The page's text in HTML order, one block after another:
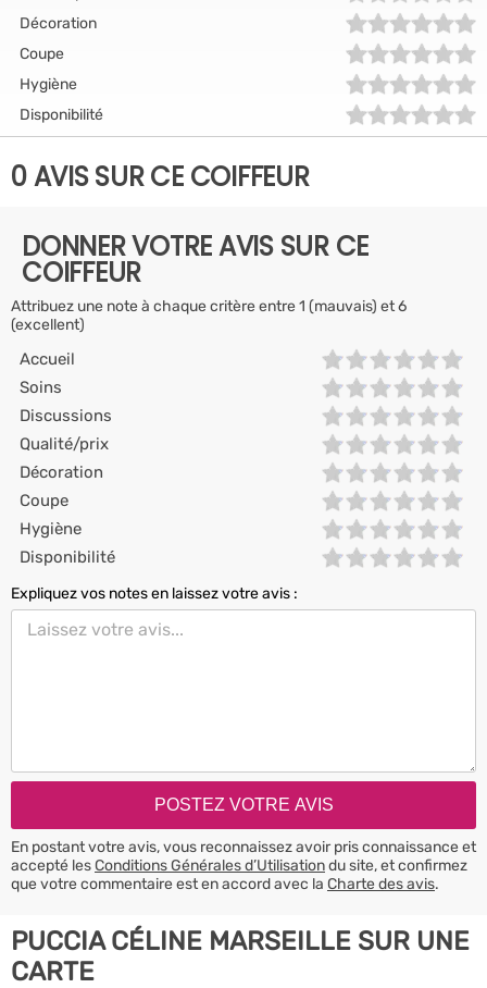
Décoration
Coupe
Hygiène
Disponibilité
0 AVIS SUR CE COIFFEUR
DONNER VOTRE AVIS SUR CE
COIFFEUR
Attribuez une note à chaque critère entre 1 (mauvais) et 6
(excellent)
Accueil
Soins
Discussions
Qualité/prix
Décoration
Coupe
Hygiène
Disponibilité
Expliquez vos notes en laissez votre avis :
En postant votre avis, vous reconnaissez avoir pris connaissance et
accepté lesConditions Générales d’Utilisationdu site, et confirmez
que votre commentaire est en accord avec la Charte des avis.
PUCCIA CÉLINE MARSEILLE SUR UNE
CARTE